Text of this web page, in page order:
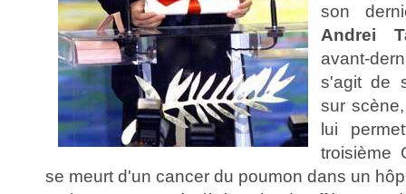
son
Andrei
avant-
s'agit de
sur
lui
troisième
se meurt d'un cancer du poumon dans un